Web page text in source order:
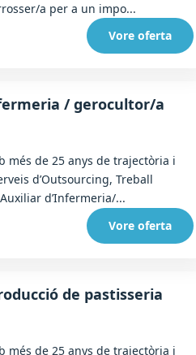
a per a un impo...
Vore oferta
/ gerocultor/a
més de 25 anys de trajectòria i
d’Outsourcing, Treball
d’Infermeria/...
Vore oferta
de pastisseria
més de 25 anys de trajectòria i